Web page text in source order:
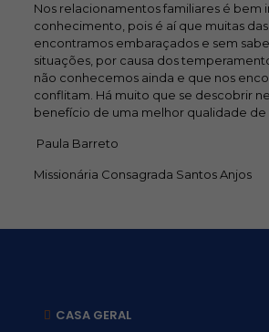
Nos relacionamentos familiares é bem
conhecimento, pois é aí que muitas
encontramos embaraçados e sem
situações, por causa dos
não conhecemos ainda e que nos
conflitam. Há muito que se descobrir
benefício de uma melhor qualidade de
Paula Barreto
Missionária Consagrada Santos Anjos
CASA GERAL